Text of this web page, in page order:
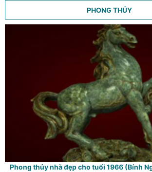
PHONG THỦY
Phong thủy nhà đẹp cho tuổi 1966 (Bính